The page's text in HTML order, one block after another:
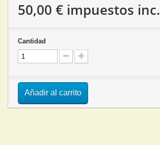
50,00 € impuestos inc.
Cantidad
Añadir al carrito